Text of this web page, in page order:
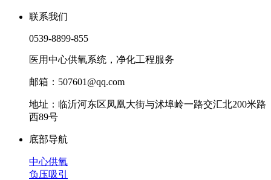
联系我们
0539-8899-855
医用中心供氧系统，净化工程服务
邮箱：507601@qq.com
地址：临沂河东区凤凰大街与沭埠岭一路交汇北200米路
西89号
底部导航
中心供氧
负压吸引